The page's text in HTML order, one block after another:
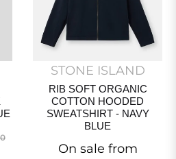
Sale
STONE ISLAND
RIB SOFT ORGANIC
COTTON HOODED
SWEATSHIRT - NAVY
BLUE
On sale from